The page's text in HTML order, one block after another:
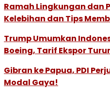
Ramah Lingkungan dan
Kelebihan dan Tips
Trump Umumkan
Boeing, Tarif Ekspor
Gibran ke Papua, PDI
Modal Gaya!